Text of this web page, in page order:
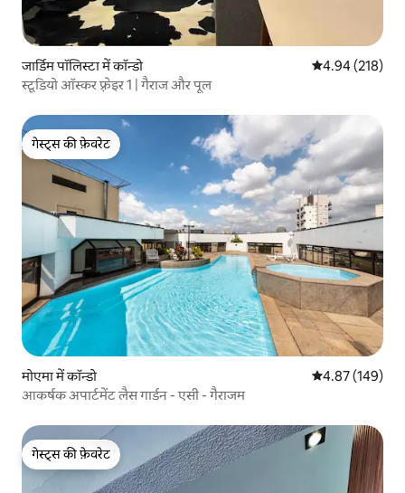
जार्डिम पॉलिस्टा में कॉन्डो औसत रेटिंग 5 में से
4.94 (218)
स्टूडियो ऑस्कर फ़्रेइर 1 | गैराज और पूल
गेस्ट्स की फ़ेवरेट
गेस्ट्स की फ़ेवरेट
मोएमा में कॉन्डो औसत रेटिंग 5 में से
4.87 (149)
आकर्षक अपार्टमेंट लैस गार्डन - एसी - गैराजम
गेस्ट्स की फ़ेवरेट
गेस्ट्स की फ़ेवरेट